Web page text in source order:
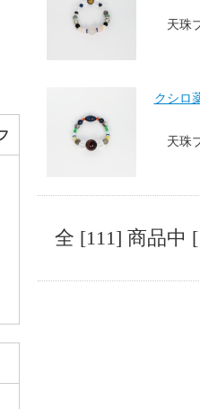
天珠
クシロ
天珠
全 [111] 商品